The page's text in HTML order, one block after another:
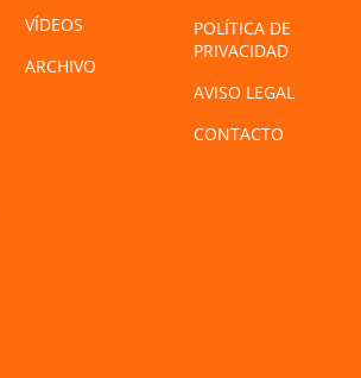
VÍDEOS
ARCHIVO
POLÍTICA DE
PRIVACIDAD
AVISO LEGAL
CONTACTO